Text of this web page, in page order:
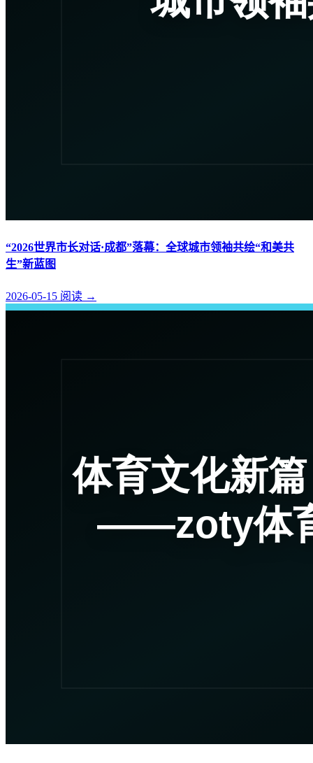
“2026世界市长对话·成都”落幕：全球城市领袖共绘“和美共
生”新蓝图
2026-05-15 阅读 →